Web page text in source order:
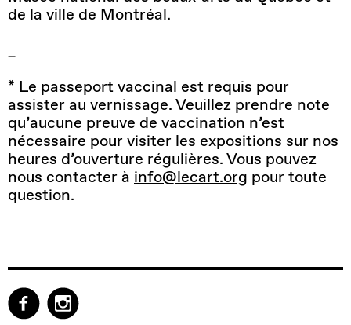
de la ville de Montréal.
* Le passeport vaccinal est requis pour
assister au vernissage. Veuillez prendre note
qu’aucune preuve de vaccination n’est
nécessaire pour visiter les expositions sur nos
heures d’ouverture régulières. Vous pouvez
nous contacter à info@lecart.org pour toute
question.